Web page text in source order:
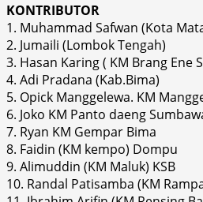
KONTRIBUTOR
1. Muhammad Safwan (Kota
2. Jumaili (Lombok Tengah)
3. Hasan Karing ( KM Brang Ene
4. Adi Pradana (Kab.Bima)
5. Opick Manggelewa. KM
6. Joko KM Panto daeng
7. Ryan KM Gempar Bima
8. Faidin (KM kempo) Dompu
9. Alimuddin (KM Maluk) KSB
10. Randal Patisamba (KM